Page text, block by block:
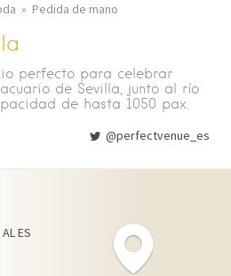
Pedida de mano
perfecto para celebrar
de Sevilla, junto al río
de hasta 1050 pax.
@perfectvenue_es
ALES